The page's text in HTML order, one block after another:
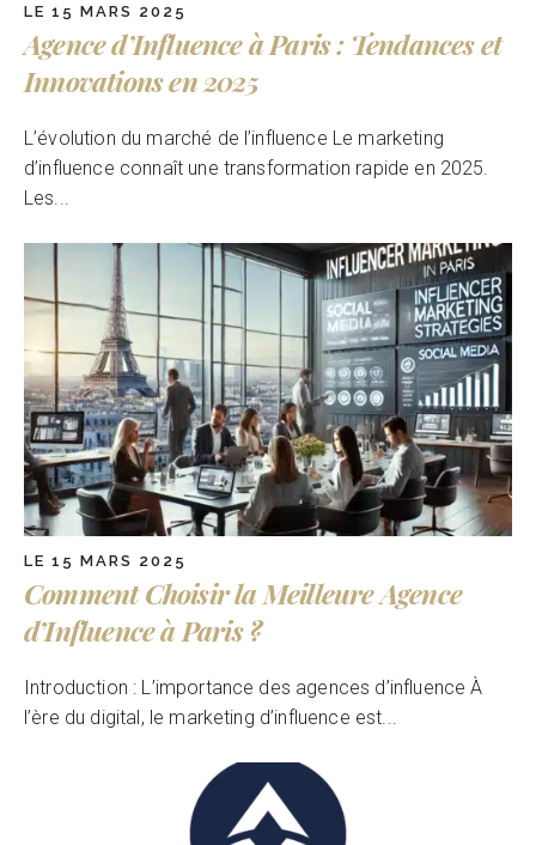
LE 15 MARS 2025
Agence d’Influence à Paris : Tendances et
Innovations en 2025
L’évolution du marché de l’influence Le marketing
d’influence connaît une transformation rapide en 2025.
Les...
LE 15 MARS 2025
Comment Choisir la Meilleure Agence
d’Influence à Paris ?
Introduction : L’importance des agences d’influence À
l’ère du digital, le marketing d’influence est...